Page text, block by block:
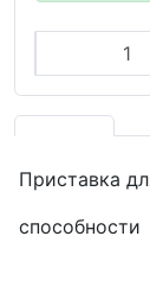
Приставка
способности